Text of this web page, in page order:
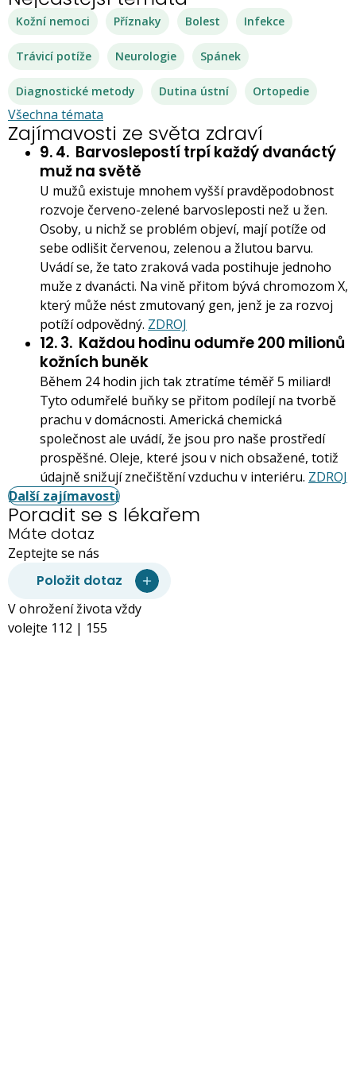
Kožní nemoci Příznaky Bolest Infekce
Trávicí potíže Neurologie Spánek
Diagnostické metody Dutina ústní Ortopedie
Všechna témata
Zajímavosti ze světa zdraví
9. 4. Barvoslepostí trpí každý dvanáctý
muž na světě
U mužů existuje mnohem vyšší pravděpodobnost
rozvoje červeno-zelené barvosleposti než u žen.
Osoby, u nichž se problém objeví, mají potíže od
sebe odlišit červenou, zelenou a žlutou barvu.
Uvádí se, že tato zraková vada postihuje jednoho
muže z dvanácti. Na vině přitom bývá chromozom X,
který může nést zmutovaný gen, jenž je za rozvoj
potíží odpovědný. ZDROJ
12. 3. Každou hodinu odumře 200 milionů
kožních buněk
Během 24 hodin jich tak ztratíme téměř 5 miliard!
Tyto odumřelé buňky se přitom podílejí na tvorbě
prachu v domácnosti. Americká chemická
společnost ale uvádí, že jsou pro naše prostředí
prospěšné. Oleje, které jsou v nich obsažené, totiž
údajně snižují znečištění vzduchu v interiéru. ZDROJ
Další zajímavosti
Poradit se s lékařem
Máte dotaz
Zeptejte se nás
Položit dotaz
V ohrožení života vždy
volejte 112 | 155